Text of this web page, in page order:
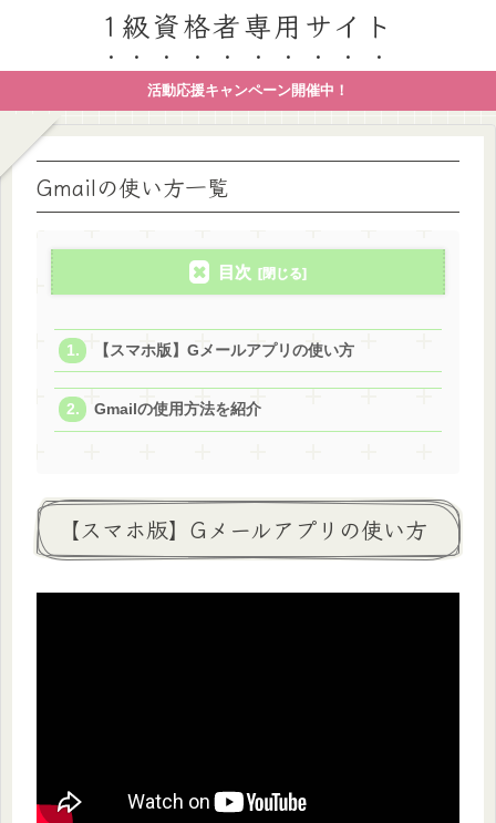
1級資格者専用サイト
活動応援キャンペーン開催中！
Gmailの使い方一覧
目次
【スマホ版】Gメールアプリの使い方
Gmailの使用方法を紹介
【スマホ版】Gメールアプリの使い方